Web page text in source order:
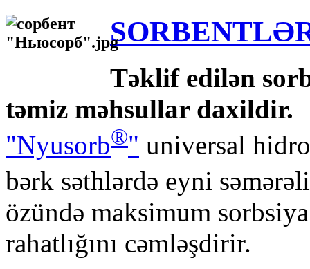
Təklif edilən
təmiz məhsullar daxildir.
"Nyusorb®" universal
bərk səthlərdə eyni
özündə maksimum
rahatlığını cəmləşdirir.